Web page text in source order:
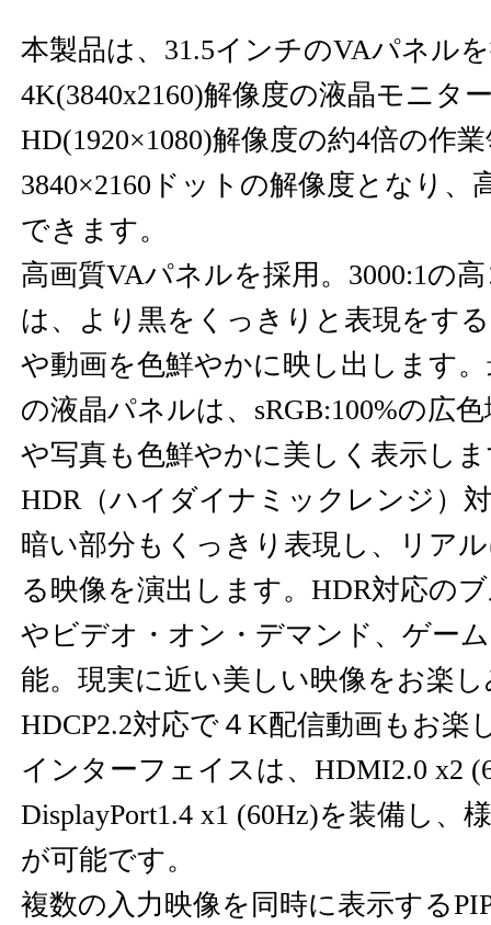
本製品は、31.5インチのVAパネル
4K(3840x2160)解像度の液晶モニタ
HD(1920×1080)解像度の約4倍の作
3840×2160ドットの解像度となり、
できます。
高画質VAパネルを採用。3000:1の
は、より黒をくっきりと表現をす
や動画を色鮮やかに映し出します。
の液晶パネルは、sRGB:100%の広
や写真も色鮮やかに美しく表示し
HDR（ハイダイナミックレンジ）
暗い部分もくっきり表現し、リア
る映像を演出します。HDR対応の
やビデオ・オン・デマンド、ゲー
能。現実に近い美しい映像をお楽
HDCP2.2対応で４K配信動画もお楽
インターフェイスは、HDMI2.0 x2
DisplayPort1.4 x1 (60Hz)を装備し、
が可能です。
複数の入力映像を同時に表示する